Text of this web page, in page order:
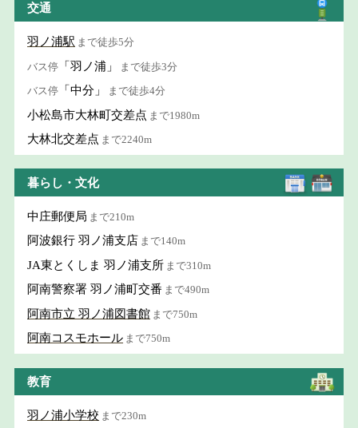
交通
羽ノ浦駅 まで徒歩5分
バス停 「羽ノ浦」 まで徒歩3分
バス停 「中分」 まで徒歩4分
小松島市大林町交差点 まで1980m
大林北交差点 まで2240m
暮らし・文化
中庄郵便局 まで210m
阿波銀行 羽ノ浦支店 まで140m
JA東とくしま 羽ノ浦支所 まで310m
阿南警察署 羽ノ浦町交番 まで490m
阿南市立 羽ノ浦図書館 まで750m
阿南コスモホール まで750m
教育
羽ノ浦小学校 まで230m